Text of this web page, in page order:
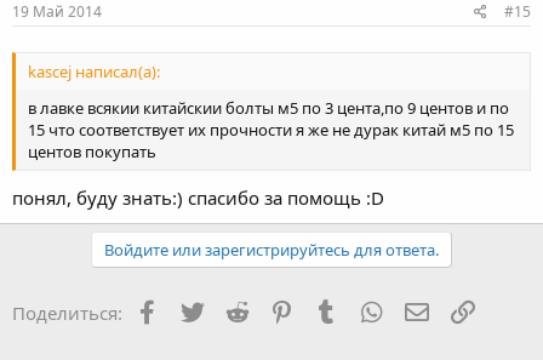
19 Май 2014 #15
kascej написал(а):
в лавке всякии китайскии болты м5 по 3 цента,по 9 центов и по
15 что соответствует их прочности я же не дурак китай м5 по 15
центов покупать
понял, буду знать:) спасибо за помощь :D
Войдите или зарегистрируйтесь для ответа.
Поделиться: Facebook
TwitterReddit PinterestTumblr WhatsApp Ссылка